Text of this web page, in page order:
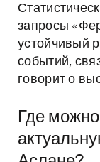
запросы
устойчивый
событий,
говорит о
Где